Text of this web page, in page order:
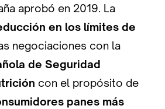
aprobó en 2019. La
en los límites de
negociaciones con la
de Seguridad
con el propósito de
panes más